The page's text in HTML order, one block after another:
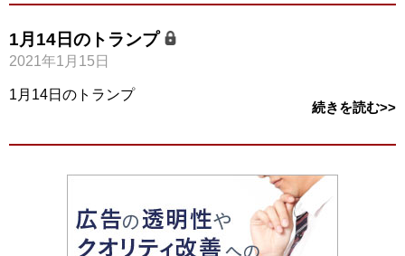
1月14日のトランプ
2021年1月15日
1月14日のトランプ
続きを読む>>